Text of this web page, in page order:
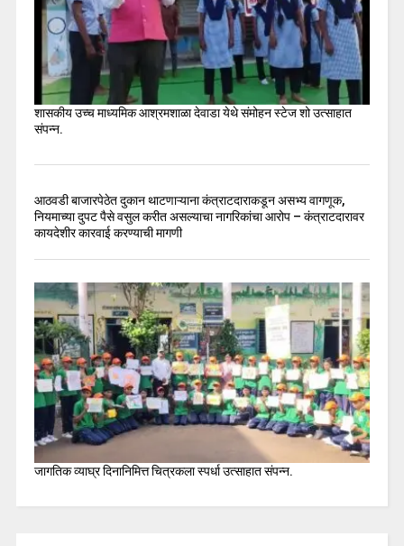
शासकीय उच्च माध्यमिक आश्रमशाळा देवाडा येथे संमोहन स्टेज शो उत्साहात
संपन्न.
आठवडी बाजारपेठेत दुकान थाटणाऱ्याना कंत्राटदाराकडून असभ्य वागणूक,
नियमाच्या दुपट पैसे वसुल करीत असल्याचा नागरिकांचा आरोप – कंत्राटदारावर
कायदेशीर कारवाई करण्याची मागणी
जागतिक व्याघ्र दिनानिमित्त चित्रकला स्पर्धा उत्साहात संपन्न.